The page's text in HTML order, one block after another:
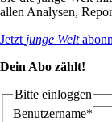
allen Analysen,
Jetzt junge Welt
Dein Abo zählt!
Bitte einloggen
Benutzername*